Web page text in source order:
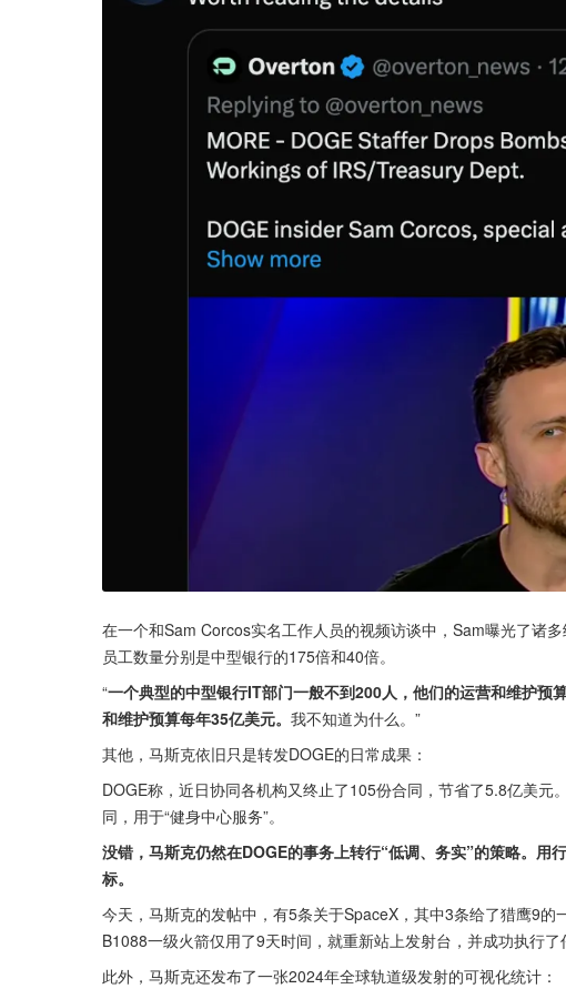
在一个和Sam Corcos实名工作人员的视频访谈中，Sam曝光了诸
员工数量分别是中型银行的175倍和40倍。
“一个典型的中型银行IT部门一般不到200人，他们的运营和维护
和维护预算每年35亿美元。 我不知道为什么。”
其他，马斯克依旧只是转发DOGE的日常成果：
DOGE称，近日协同各机构又终止了105份合同，节省了5.8亿美
同，用于“健身中心服务”。
没错，马斯克仍然在DOGE的事务上转行“低调、务实”的策略。用
标。
今天，马斯克的发帖中，有5条关于SpaceX，其中3条给了猎鹰9的
B1088一级火箭仅用了9天时间，就重新站上发射台，并成功执行了
此外，马斯克还发布了一张2024年全球轨道级发射的可视化统计：